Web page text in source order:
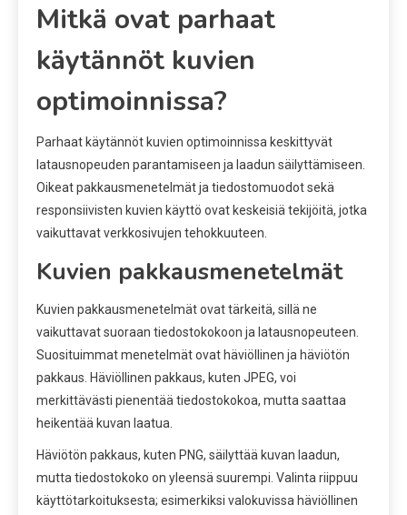
Mitkä ovat parhaat
käytännöt kuvien
optimoinnissa?
Parhaat käytännöt kuvien optimoinnissa keskittyvät
latausnopeuden parantamiseen ja laadun säilyttämiseen.
Oikeat pakkausmenetelmät ja tiedostomuodot sekä
responsiivisten kuvien käyttö ovat keskeisiä tekijöitä, jotka
vaikuttavat verkkosivujen tehokkuuteen.
Kuvien pakkausmenetelmät
Kuvien pakkausmenetelmät ovat tärkeitä, sillä ne
vaikuttavat suoraan tiedostokokoon ja latausnopeuteen.
Suosituimmat menetelmät ovat häviöllinen ja häviötön
pakkaus. Häviöllinen pakkaus, kuten JPEG, voi
merkittävästi pienentää tiedostokokoa, mutta saattaa
heikentää kuvan laatua.
Häviötön pakkaus, kuten PNG, säilyttää kuvan laadun,
mutta tiedostokoko on yleensä suurempi. Valinta riippuu
käyttötarkoituksesta; esimerkiksi valokuvissa häviöllinen